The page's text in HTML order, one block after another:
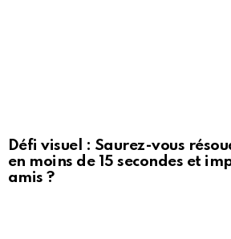
Défi visuel : Saurez-vous
en moins de 15 secondes et
amis ?